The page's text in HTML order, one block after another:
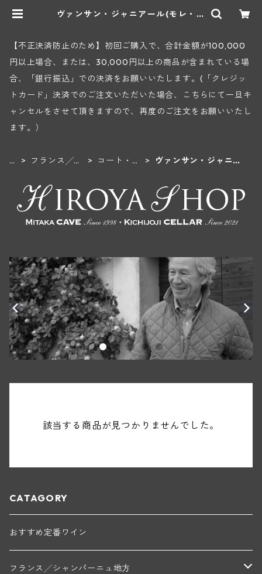
ヴァンサン・ジャニアール(モレ・サ
【不正決済防止のため】初回ご購入で、合計金額が100,000
円以上場合、または、30,000円以上の商品が含まれている場
合、「銀行振込」での決済をお願いいたします。(「クレジッ
トカード」決済でのご注文いただいた場合、こちらにて一旦キ
ャンセルをさせて頂きますので、再度のご注文をお願いいたし
ます。）
H
フランス╱ブ
方
コート・
ヴァンサン・ジャニア
ニ)
該当する商品が見つかりませんでした。
CATAGORY
おすすめ定番ワイン
フランス╱シャンパーニュ地方